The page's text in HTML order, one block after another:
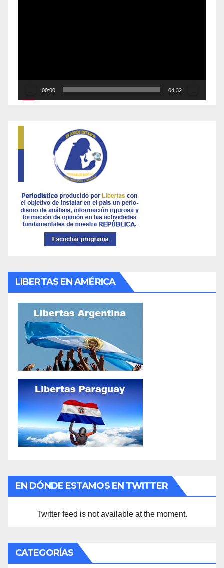
00:00 04:32
LIBERTAS EN AMÉRICA
EN DÓNDE ESTAMOS EN TWITTER
Twitter feed is not available at the moment.
CATEGORÍAS